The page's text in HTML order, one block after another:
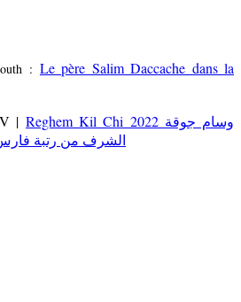
: Le père Salim Daccache dans la
| Reghem Kil Chi 2022 وسام جوقة
الشرف من رتبة